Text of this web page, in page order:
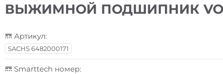
ВЫЖИМНОЙ ПОДШИПНИК
Артикул:
SACHS 6482000171
Smarttech номер: